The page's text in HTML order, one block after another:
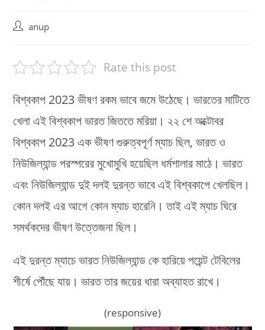
Postanup
Rate this post
বিশ্বকাপ 2023 ভীষণ রকম ভাবে জমে উঠেছে। ভারতের মাটিতে
খেলা এই বিশ্বকাপ ভারত জিততে মরিয়া। ২২ শে অক্টোবর
বিশ্বকাপ 2023 এক ভীষণ গুরুত্বপূর্ণ ম্যাচ ছিল, ভারত ও
নিউজিল্যান্ড পরস্পরের মুখোমুখি হয়েছিল ধর্মশালার মাঠে। ভারত
এবং নিউজিল্যান্ড দুই দলই দুরন্ত ভাবে এই বিশ্বকাপে খেলছিল।
কোন দলই এর আগে কোন ম্যাচ হারেনি। তাই এই ম্যাচ ঘিরে
সমর্থকদের ভীষণ উত্তেজনা ছিল।
এই দুরন্ত ম্যাচে ভারত নিউজিল্যান্ড কে হারিয়ে পয়েন্ট টেবিলের
শীর্ষে পৌঁছে যায়। ভারত তার জয়ের ধারা অব্যাহত রাখে।
(responsive)